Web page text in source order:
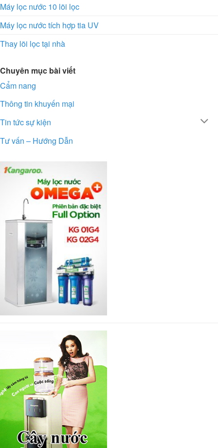
Máy lọc nước 10 lõi lọc
Máy lọc nước tích hợp tia UV
Thay lõi lọc tại nhà
Chuyên mục bài viết
Cẩm nang
Thông tin khuyến mại
Tin tức sự kiện
Tư vấn – Hướng Dẫn